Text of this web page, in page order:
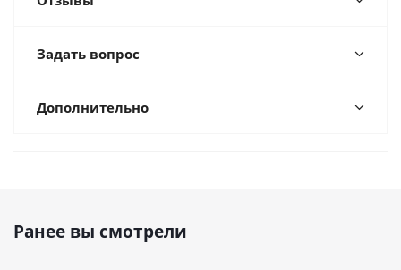
Задать вопрос
Дополнительно
Ранее вы смотрели